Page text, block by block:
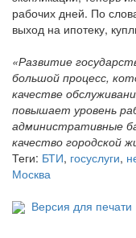
рабочих дней. По
выход на ипотеку,
«Развитие
большой процесс,
качестве
повышает уровень
административные
качество городской
Теги: БТИ, госуслуги,
Москва
Версия для печати